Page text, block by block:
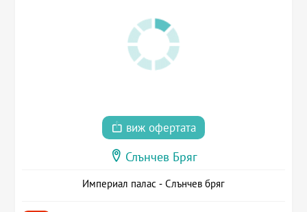
виж офертата
Слънчев Бряг
Империал палас - Слънчев бряг